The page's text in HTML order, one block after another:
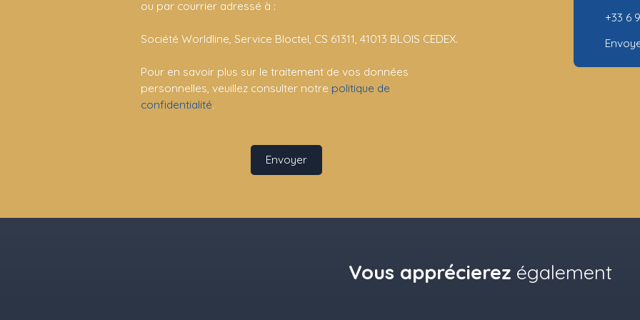
ou par courrier adressé à :
Société Worldline, Service Bloctel, CS 61311, 41013 BLOIS CEDEX.
Pour en savoir plus sur le traitement de vos données
personnelles, veuillez consulter notre politique de
confidentialité.
Envoyer
+33 6
Vous apprécierez également